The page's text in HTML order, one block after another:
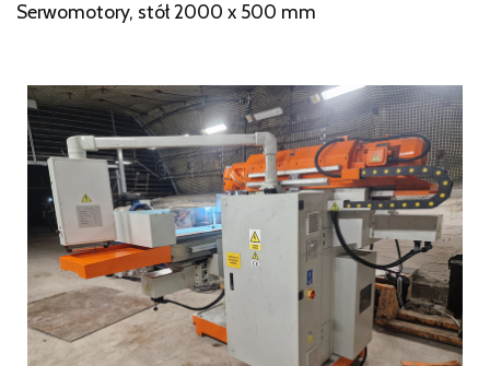
Serwomotory, stół 2000 x 500 mm